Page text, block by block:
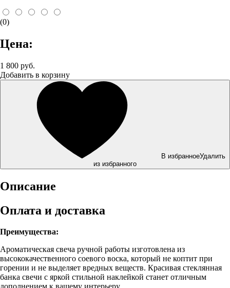
(0)
Цена:
1 800 руб.
Добавить в корзину
В избранноеУдалить
из избранного
Описание
Оплата и доставка
Преимущества:
Ароматическая свеча ручной работы изготовлена из
высококачественного соевого воска, который не коптит при
горении и не выделяет вредных веществ. Красивая стеклянная
банка свечи с яркой стильной наклейкой станет отличным